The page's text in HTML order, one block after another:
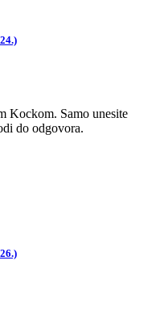
Kockom. Samo unesite
do odgovora.